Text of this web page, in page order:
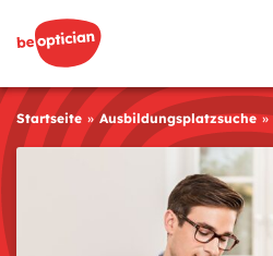
Startseite Ausbildungsplatzsuche